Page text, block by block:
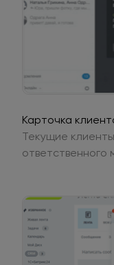
Карточка
Текущие
ответственного